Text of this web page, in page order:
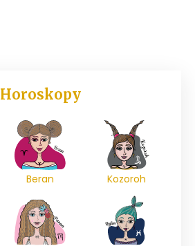
Horoskopy
Beran Kozoroh